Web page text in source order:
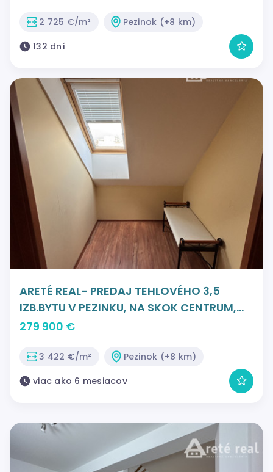
2 725 €/m²
Pezinok (+8 km)
132 dní
ARETÉ REAL- PREDAJ TEHLOVÉHO 3,5
IZB.BYTU V PEZINKU, NA SKOK CENTRUM,
SLNEČNÝ S VEĽKORYSOU
279 900 €
3 422 €/m²
Pezinok (+8 km)
viac ako 6 mesiacov